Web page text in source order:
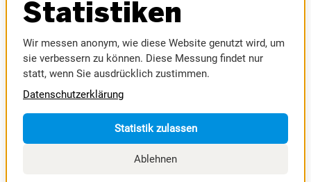
ZUR WEBSITE
Statistiken
Wir messen anonym, wie diese Website genutzt wird, um
sie verbessern zu können. Diese Messung findet nur
statt, wenn Sie ausdrücklich zustimmen.
Datenschutzerklärung
Statistik zulassen
Ablehnen